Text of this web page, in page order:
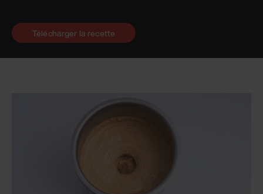
Télécharger la recette